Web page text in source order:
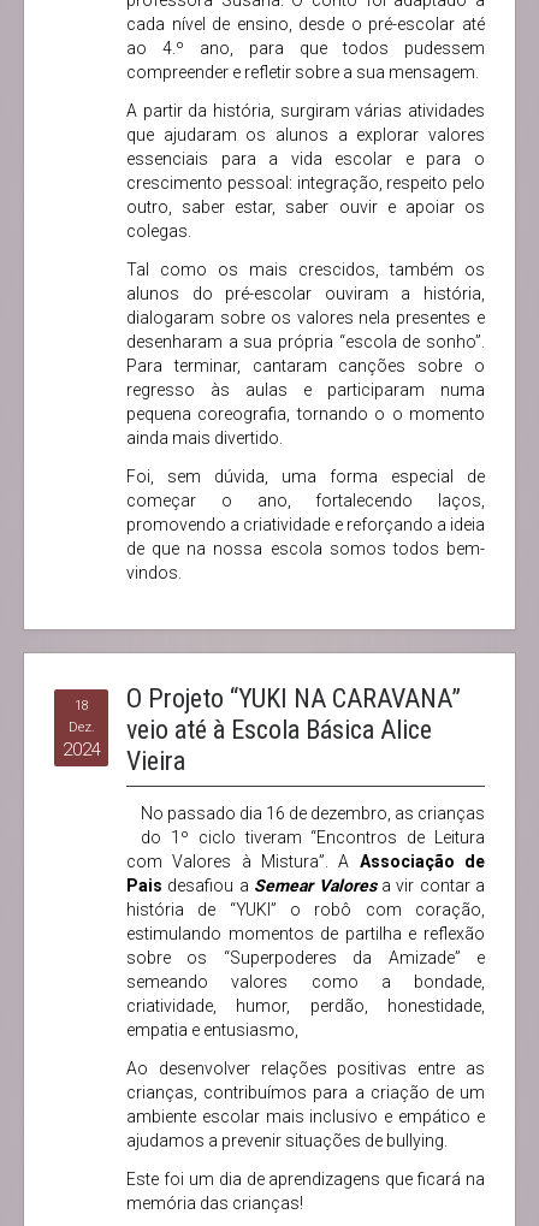
cada nível de ensino, desde o pré-escolar até
ao 4.º ano, para que todos pudessem
compreender e refletir sobre a sua mensagem.
A partir da história, surgiram várias atividades
que ajudaram os alunos a explorar valores
essenciais para a vida escolar e para o
crescimento pessoal: integração, respeito pelo
outro, saber estar, saber ouvir e apoiar os
colegas.
Tal como os mais crescidos, também os
alunos do pré-escolar ouviram a história,
dialogaram sobre os valores nela presentes e
desenharam a sua própria “escola de sonho”.
Para terminar, cantaram canções sobre o
regresso às aulas e participaram numa
pequena coreografia, tornando o o momento
ainda mais divertido.
Foi, sem dúvida, uma forma especial de
começar o ano, fortalecendo laços,
promovendo a criatividade e reforçando a ideia
de que na nossa escola somos todos bem-
vindos.
18
Dez.
2024
O Projeto “YUKI NA CARAVANA”
veio até à Escola Básica Alice
Vieira
No passado dia 16 de dezembro, as crianças
do 1º ciclo tiveram “Encontros de Leitura
com Valores à Mistura”. A Associação de
Pais desafiou a Semear Valoresa vir contar a
história de “YUKI” o robô com coração,
estimulando momentos de partilha e reflexão
sobre os “Superpoderes da Amizade” e
semeando valores como a bondade,
criatividade, humor, perdão, honestidade,
empatia e entusiasmo,
Ao desenvolver relações positivas entre as
crianças, contribuímos para a criação de um
ambiente escolar mais inclusivo e empático e
ajudamos a prevenir situações de bullying.
Este foi um dia de aprendizagens que ficará na
memória das crianças!